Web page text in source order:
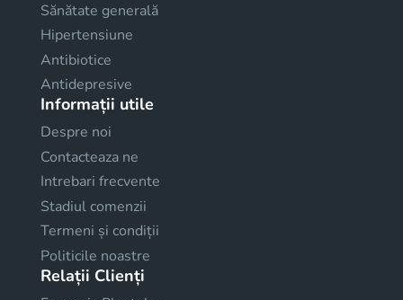
Sănătate generală
Hipertensiune
Antibiotice
Antidepresive
Informații utile
Despre noi
Contacteaza ne
Intrebari frecvente
Stadiul comenzii
Termeni și condiții
Politicile noastre
Relații Clienți